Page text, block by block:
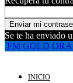
Se te ha enviado
FM GOLD
INICIO